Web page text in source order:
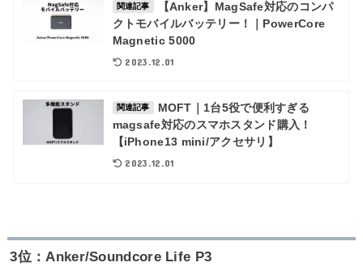
関連記事
【Anker】MagSafe対応のコンパ
クトモバイルバッテリー！｜PowerCore
Magnetic 5000
2023.12.01
関連記事
MOFT｜1台5役で便利すぎる
magsafe対応のスマホスタンド購入！
【iPhone13 mini/アクセサリ】
2023.12.01
3位：Anker/Soundcore Life P3